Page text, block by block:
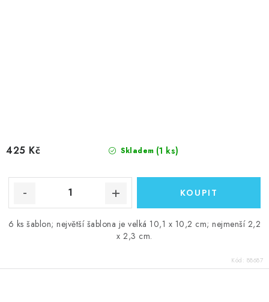
Skladem (1 ks)
425 Kč
6 ks šablon; největší šablona je velká 10,1 x 10,2 cm; nejmenší 2,2
x 2,3 cm.
Kód: 88687